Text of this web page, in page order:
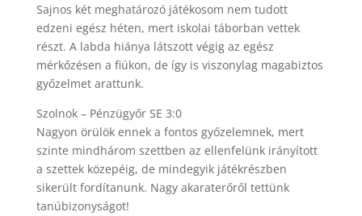
Sajnos két meghatározó játékosom nem tudott
edzeni egész héten, mert iskolai táborban vettek
részt. A labda hiánya látszott végig az egész
mérkőzésen a fiúkon, de így is viszonylag magabiztos
győzelmet arattunk.
Szolnok – Pénzügyőr SE 3:0
Nagyon örülök ennek a fontos győzelemnek, mert
szinte mindhárom szettben az ellenfelünk irányított
a szettek közepéig, de mindegyik játékrészben
sikerült fordítanunk. Nagy akaraterőről tettünk
tanúbizonyságot!